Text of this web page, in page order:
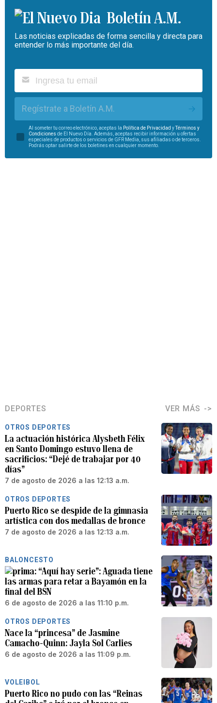
Boletín A.M.
Las noticias explicadas de forma sencilla y directa para
entender lo más importante del día.
Regístrate a Boletín A.M.
Al someter tu correo electrónico, aceptas la Política de Privacidad yTérminos y
Condiciones de El Nuevo Día. Además, aceptas recibir información u ofertas
especiales de productos o servicios de GFR Media, sus afiliadas o de terceros.
Podrás optar salirte de los boletines en cualquier momento.
DEPORTES VER MÁS
OTROS DEPORTES
La actuación histórica Alysbeth Félix
en Santo Domingo estuvo llena de
sacrificios: “Dejé de trabajar por 40
días”
7 de agosto de 2026 a las 12:13 a.m.
OTROS DEPORTES
Puerto Rico se despide de la gimnasia
artística con dos medallas de bronce
7 de agosto de 2026 a las 12:13 a.m.
BALONCESTO
“Aquí hay serie”: Aguada tiene
las armas para retar a Bayamón en la
final del BSN
6 de agosto de 2026 a las 11:10 p.m.
OTROS DEPORTES
Nace la “princesa” de Jasmine
Camacho-Quinn: Jayla Sol Carlies
6 de agosto de 2026 a las 11:09 p.m.
VOLEIBOL
Puerto Rico no pudo con las “Reinas